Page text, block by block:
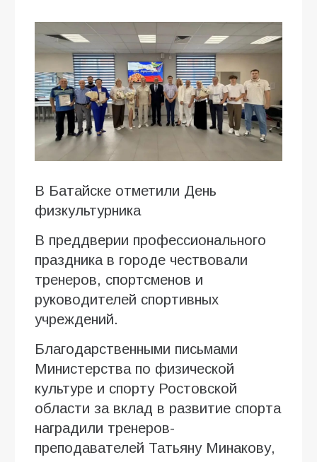
В Батайске отметили День
физкультурника
В преддверии профессионального
праздника в городе чествовали
тренеров, спортсменов и
руководителей спортивных
учреждений.
Благодарственными письмами
Министерства по физической
культуре и спорту Ростовской
области за вклад в развитие спорта
наградили тренеров-
преподавателей Татьяну Минакову,